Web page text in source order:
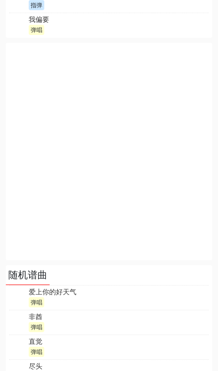
指弹
我偏要
弹唱
随机谱曲
爱上你的好天气
弹唱
非酋
弹唱
直觉
弹唱
尽头